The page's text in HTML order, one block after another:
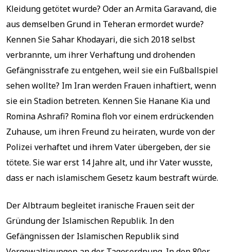
Kleidung getötet wurde? Oder an Armita Garavand, die
aus demselben Grund in Teheran ermordet wurde?
Kennen Sie Sahar Khodayari, die sich 2018 selbst
verbrannte, um ihrer Verhaftung und drohenden
Gefängnisstrafe zu entgehen, weil sie ein Fußballspiel
sehen wollte? Im Iran werden Frauen inhaftiert, wenn
sie ein Stadion betreten. Kennen Sie Hanane Kia und
Romina Ashrafi? Romina floh vor einem erdrückenden
Zuhause, um ihren Freund zu heiraten, wurde von der
Polizei verhaftet und ihrem Vater übergeben, der sie
tötete. Sie war erst 14 Jahre alt, und ihr Vater wusste,
dass er nach islamischem Gesetz kaum bestraft würde.
Der Albtraum begleitet iranische Frauen seit der
Gründung der Islamischen Republik. In den
Gefängnissen der Islamischen Republik sind